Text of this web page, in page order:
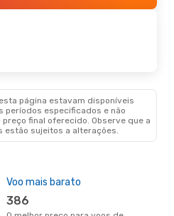
Set.
página estavam disponíveis
períodos especificados e não
final oferecido. Observe que a
estão sujeitos a alterações.
Voo mais barato
386